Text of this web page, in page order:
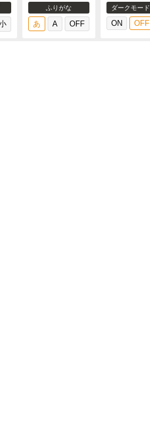
ふりがな ダークモード